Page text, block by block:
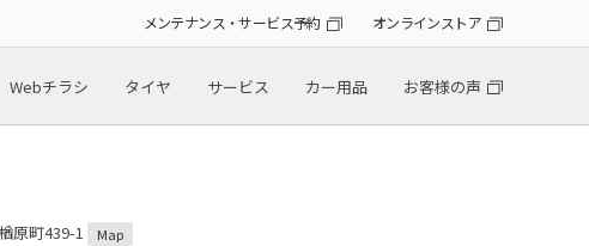
メンテナンス・サービス予約 オンラインストア
Webチラシ タイヤ サービス カー用品 お客様の声
原町439-1 Map